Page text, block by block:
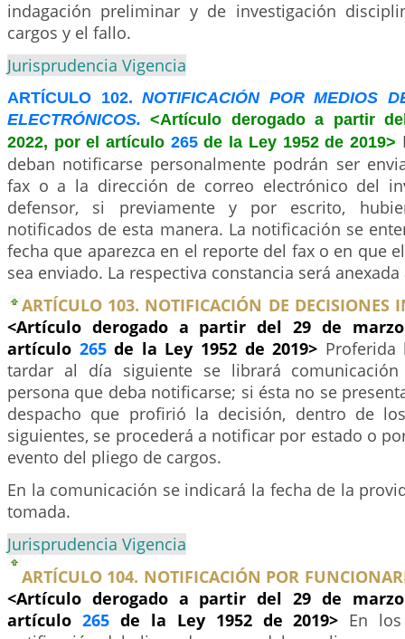
indagación preliminar y de investigación
cargos y el fallo.
Jurisprudencia Vigencia
ARTÍCULO 102. NOTIFICACIÓN POR MEDIOS
ELECTRÓNICOS. <Artículo derogado a partir
2022, por el artículo 265de la Ley 1952 de 2019>
deban notificarse personalmente podrán ser
fax o a la dirección de correo electrónico del
defensor, si previamente y por escrito,
notificados de esta manera. La notificación se
fecha que aparezca en el reporte del fax o en que
sea enviado. La respectiva constancia será
ARTÍCULO 103. NOTIFICACIÓN DE DECISIONES
<Artículo derogado a partir del 29 de
artículo 265de la Ley 1952 de 2019>
tardar al día siguiente se librará
persona que deba notificarse; si ésta no se
despacho que profirió la decisión, dentro de
siguientes, se procederá a notificar por estado o
evento del pliego de cargos.
En la comunicación se indicará la fecha de la
tomada.
Jurisprudencia Vigencia
ARTÍCULO 104. NOTIFICACIÓN POR
<Artículo derogado a partir del 29 de
artículo 265de la Ley 1952 de 2019> En